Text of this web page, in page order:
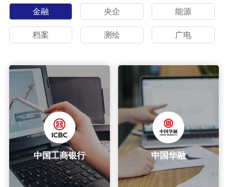
金融 央企 能源
档案 测绘 广电
中国工商银行 中国华融